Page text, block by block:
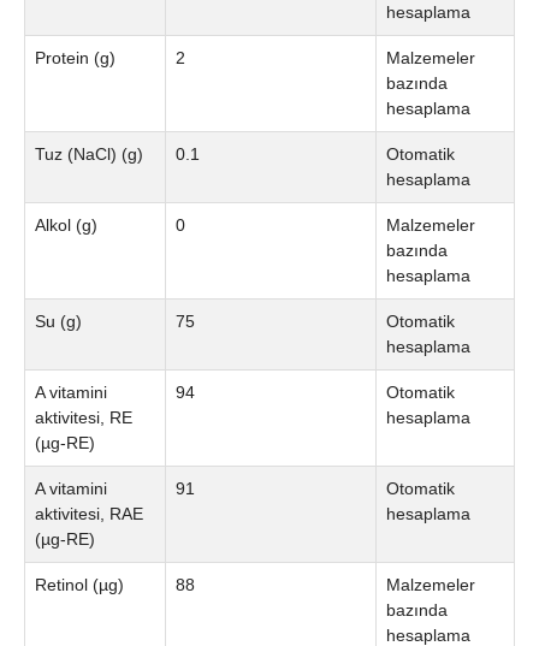
hesaplama
Protein (g) 2
Malzemeler
bazında
hesaplama
Tuz (NaCl) (g) 0.1
Otomatik
hesaplama
Alkol (g) 0
Malzemeler
bazında
hesaplama
Su (g) 75
Otomatik
hesaplama
A vitamini
aktivitesi, RE
(µg-RE)
94
Otomatik
hesaplama
A vitamini
aktivitesi, RAE
(µg-RE)
91
Otomatik
hesaplama
Retinol (µg) 88
Malzemeler
bazında
hesaplama